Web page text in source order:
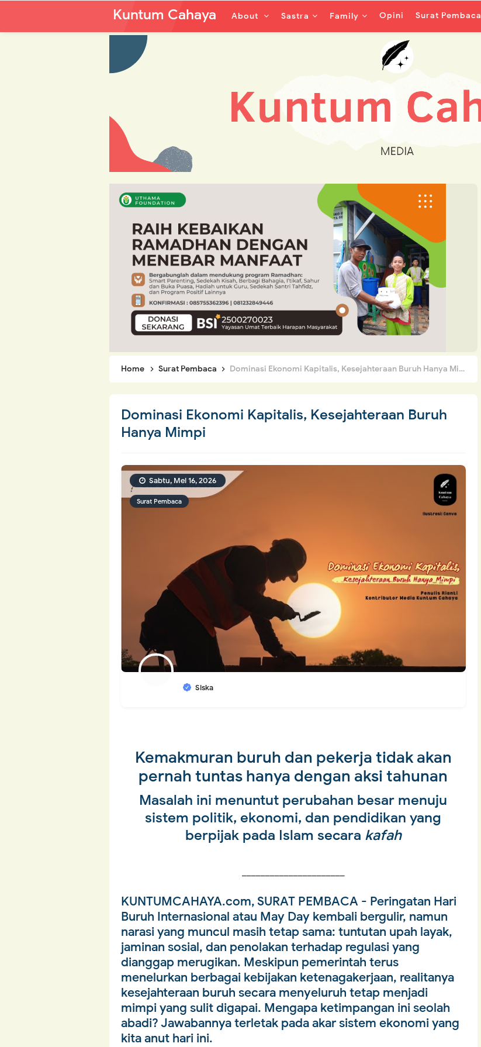
Kuntum Cahaya About Sastra Family Opini Surat Pembaca
Home Surat Pembaca Dominasi Ekonomi Kapitalis, Kesejahteraan Buruh Hanya Mimpi
Dominasi Ekonomi Kapitalis, Kesejahteraan Buruh
Hanya Mimpi
Surat Pembaca
Siska
Sabtu, Mei 16, 2026
Kemakmuran buruh dan pekerja tidak akan
pernah tuntas hanya dengan aksi tahunan
Masalah ini menuntut perubahan besar menuju
sistem politik, ekonomi, dan pendidikan yang
berpijak pada Islam secara kafah
KUNTUMCAHAYA.com, SURAT PEMBACA - Peringatan Hari
Buruh Internasional atau May Day kembali bergulir, namun
narasi yang muncul masih tetap sama: tuntutan upah layak,
jaminan sosial, dan penolakan terhadap regulasi yang
dianggap merugikan. Meskipun pemerintah terus
menelurkan berbagai kebijakan ketenagakerjaan, realitanya
kesejahteraan buruh secara menyeluruh tetap menjadi
mimpi yang sulit digapai. Mengapa ketimpangan ini seolah
abadi? Jawabannya terletak pada akar sistem ekonomi yang
kita anut hari ini.